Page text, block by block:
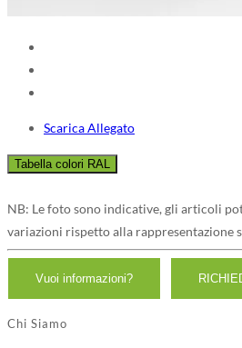
Scarica Allegato
NB: Le foto sono indicative, gli articoli
variazioni rispetto alla rappresentazione
Chi Siamo